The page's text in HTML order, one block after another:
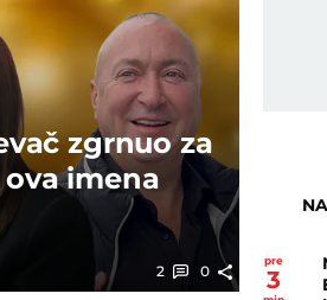
zgrnuo za
imena
2 0
pre
3